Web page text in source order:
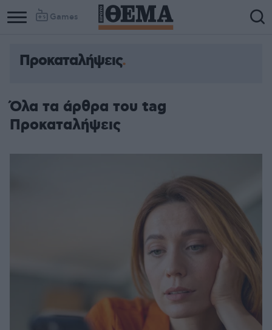
Games
Προκαταλήψεις
Όλα τα άρθρα του tag
Προκαταλήψεις